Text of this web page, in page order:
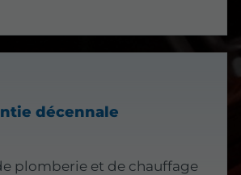
décennale
plomberie et de chauffage